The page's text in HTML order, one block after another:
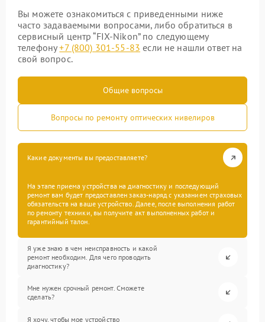
Вы можете ознакомиться с приведенными ниже
часто задаваемыми вопросами, либо обратиться в
сервисный центр “FIX-Nikon” по следующему
телефону+7 (800) 301-55-83 если не нашли ответ на
свой вопрос.
Общие вопросы
Вопросы по ремонту оптических нивелиров
Какие документы вы предоставляете?
На этапе приема устройства на диагностику и последующий
ремонт вам будет предоставлен заказ-наряд с указанием страховых
обязательств на ваше устройство. Далее, после выполнения работ
по ремонту техники, вы получите акт выполненных работ и
гарантийный талон.
Я уже знаю в чем неисправность и какой
ремонт необходим. Для чего проводить
диагностику?
Мне нужен срочный ремонт. Сможете
сделать?
Я хочу, чтобы мое устройство